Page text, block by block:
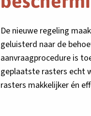
De nieuwe regeling
geluisterd naar de
aanvraagprocedure is
geplaatste rasters echt
rasters makkelijker én